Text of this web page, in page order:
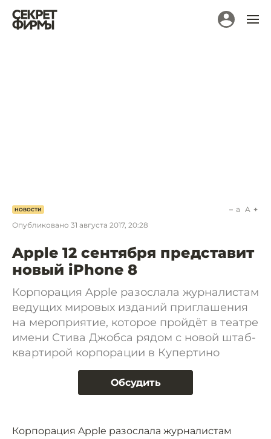
НОВОСТИ
Опубликовано 31 августа 2017, 20:28
a A
Apple 12 сентября представит
новый iPhone 8
Корпорация Apple разослала журналистам
ведущих мировых изданий приглашения
на мероприятие, которое пройдёт в театре
имени Стива Джобса рядом с новой штаб-
квартирой корпорации в Купертино
Обсудить
Корпорация Apple разослала журналистам